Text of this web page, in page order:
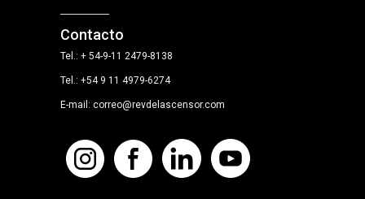
Contacto
Tel.: + 54-9-11 2479-8138
Tel.: +54 9 11 4979-6274
E-mail: correo@revdelascensor.com